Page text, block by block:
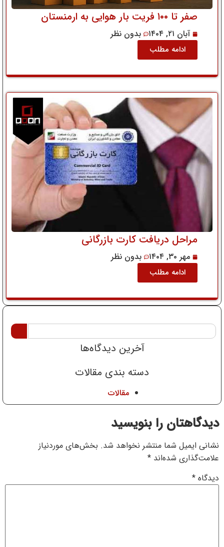
صفر تا ۱۰۰ فریت بار هوایی به ارمنستان
آبان ۲۱, ۱۴۰۴ بدون نظر
ادامه مطلب
مراحل دریافت کارت بازرگانی
مهر ۳۰, ۱۴۰۴ بدون نظر
ادامه مطلب
آخرین دیدگاه‌ها
دسته بندی مقالات
مقالات
دیدگاهتان را بنویسید
نشانی ایمیل شما منتشر نخواهد شد. بخش‌های موردنیاز
علامت‌گذاری شده‌اند *
دیدگاه *